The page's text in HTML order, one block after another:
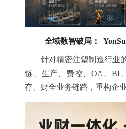
全域数智破局：
针对精密注塑制造行业
链、生产、费控、OA、BI
存、财全业务链路，重构企